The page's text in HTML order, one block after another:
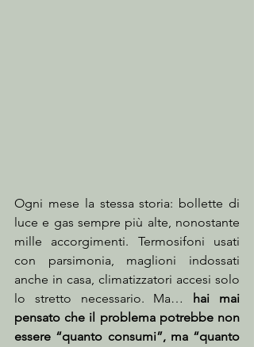
Ogni mese la stessa storia: bollette di
luce e gas sempre più alte, nonostante
mille accorgimenti. Termosifoni usati
con parsimonia, maglioni indossati
anche in casa, climatizzatori accesi solo
lo stretto necessario. Ma… hai mai
pensato che il problema potrebbe non
essere “quanto consumi”, ma “quanto